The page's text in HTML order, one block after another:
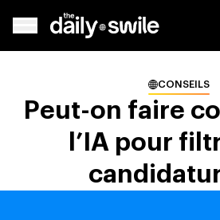
CONSEILS
Peut-on faire
l’IA pour